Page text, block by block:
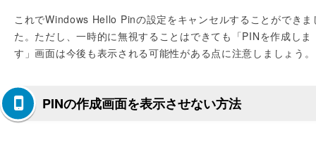
これでWindows Hello Pinの設定をキャンセルすることができま
た。ただし、一時的に無視することはできても「PINを作成しま
す」画面は今後も表示される可能性がある点に注意しましょう。
PINの作成画面を表示させない方法